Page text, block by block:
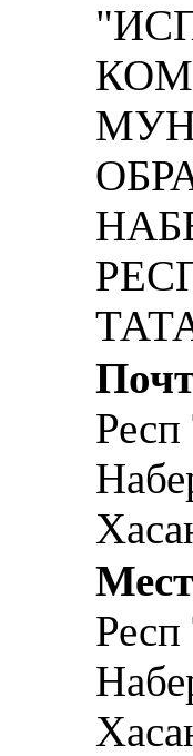
Респ
Респ